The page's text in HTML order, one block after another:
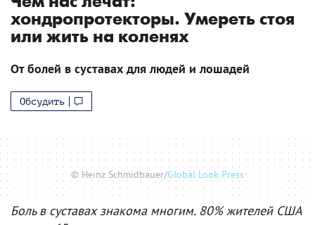
хондропротекторы. Умереть стоя
или жить на коленях
От болей в суставах для людей и лошадей
Обсудить
© Heinz Schmidbauer/Global Look Press
Боль в суставах знакома многим. 80% жителей США